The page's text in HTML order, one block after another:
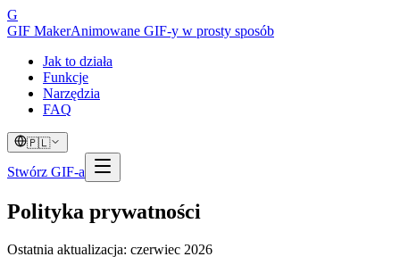
G
GIF MakerAnimowane GIF-y w prosty sposób
Jak to działa
Funkcje
Narzędzia
FAQ
🇵🇱
Stwórz GIF-a
Polityka prywatności
Ostatnia aktualizacja: czerwiec 2026